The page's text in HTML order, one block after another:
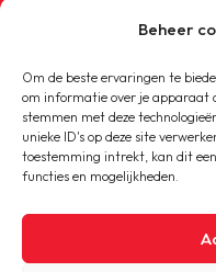
Beheer
Om de beste ervaringen te
om informatie over je apparaat
stemmen met deze
unieke ID's op deze site
toestemming intrekt, kan dit
functies en mogelijkheden.
Copyright © 2020-2026